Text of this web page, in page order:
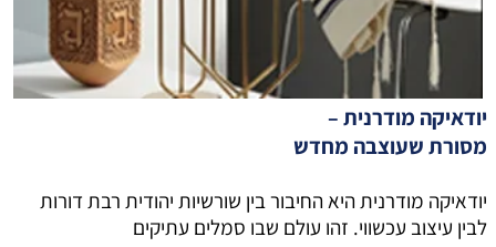
יודאיקה מודרנית –
מסורת שעוצבה מחדש
יודאיקה מודרנית היא החיבור בין שורשיות יהודית רבת דורות
לבין עיצוב עכשווי. זהו עולם שבו סמלים עתיקים